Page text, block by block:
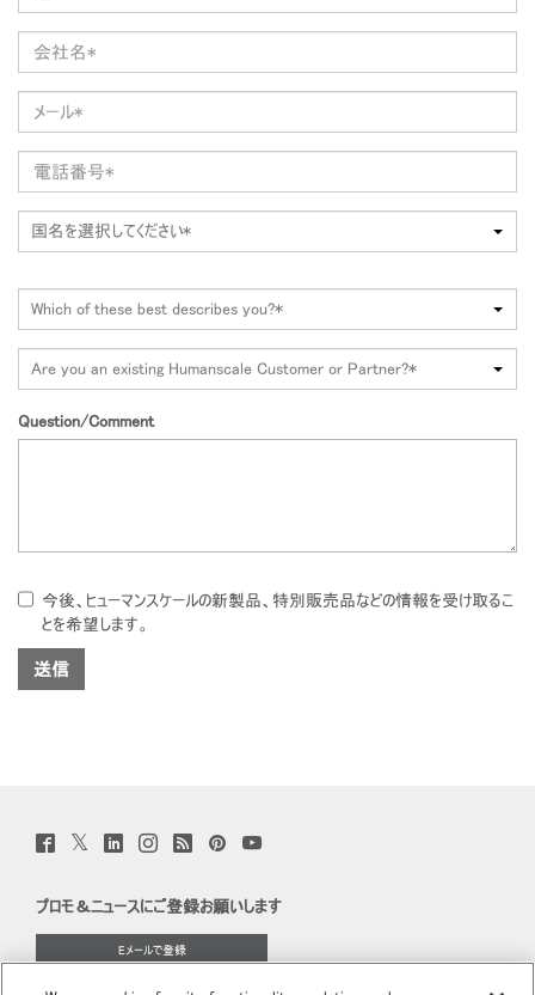
国名を選択してください*
Which of these best describes you?*
Are you an existing Humanscale Customer or Partner?*
Question/Comment
今後、ヒューマンスケールの新製品、特別販売品などの情報を受け取るこ
とを希望します。
Facebook
(opens
Twitter
(opens
LinkedIn
(opens
Instagram
(opens
Humanscale
Blog
window)
PinterstYouTube
プロモ＆ニュースにご登録お願いします
Eメールで登録